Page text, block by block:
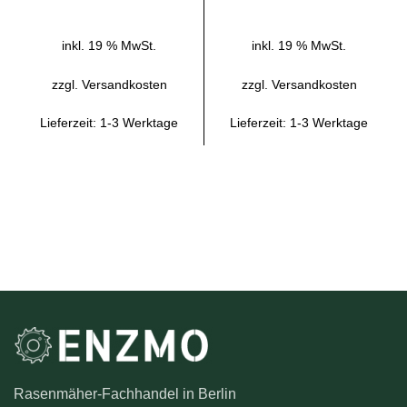
inkl. 19 % MwSt.
zzgl. Versandkosten
Lieferzeit: 1-3 Werktage
inkl. 19 % MwSt.
zzgl. Versandkosten
Lieferzeit: 1-3 Werktage
Rasenmäher-Fachhandel in Berlin